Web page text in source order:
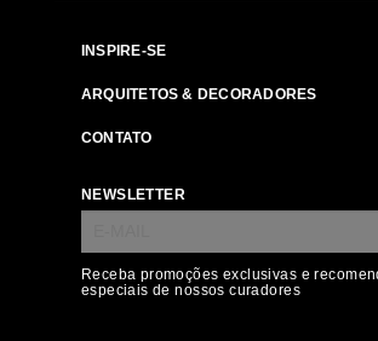
INSPIRE-SE
ARQUITETOS & DECORADORES
CONTATO
NEWSLETTER
Receba promoções exclusivas e
especiais de nossos curadores